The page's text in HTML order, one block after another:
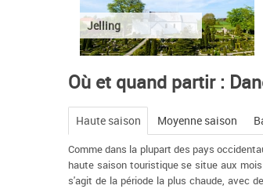
Jelling
Où et quand partir :
Haute saison Moyenne saison
Comme dans la plupart des pays
haute saison touristique se situe aux
s'agit de la période la plus chaude, avec